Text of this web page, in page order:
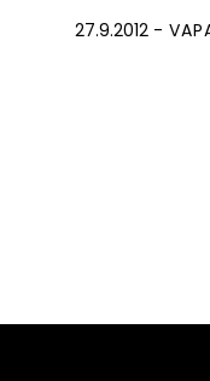
27.9.2012